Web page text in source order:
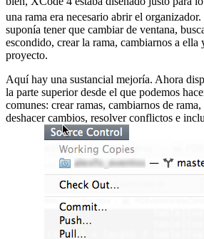
una rama era necesario abrir el
suponía tener que cambiar de ventana,
escondido, crear la rama, cambiarnos a
proyecto.
Aquí hay una sustancial mejoría. Ahora
la parte superior desde el que podemos
comunes: crear ramas, cambiarnos de
deshacer cambios, resolver conflictos e